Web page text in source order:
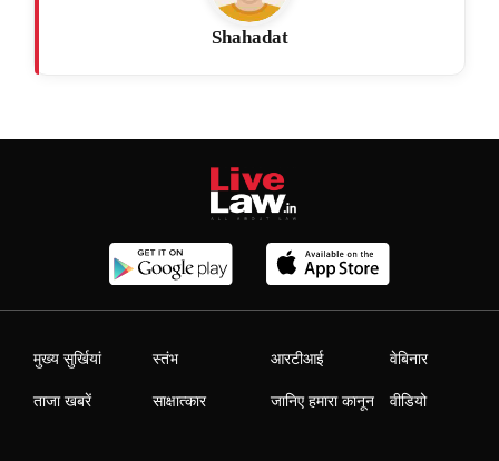
Shahadat
मुख्य सुर्खियां
ताजा खबरें
स्तंभ
साक्षात्कार
आरटीआई
जानिए हमारा कानून
वेबिनार
वीडियो